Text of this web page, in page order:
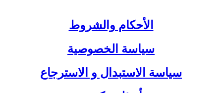
الأحكام والشروط
سياسة الخصوصية
سياسة الاستبدال و الاسترجاع